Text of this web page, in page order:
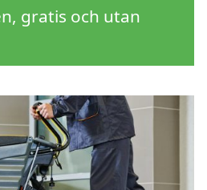
gratis och utan